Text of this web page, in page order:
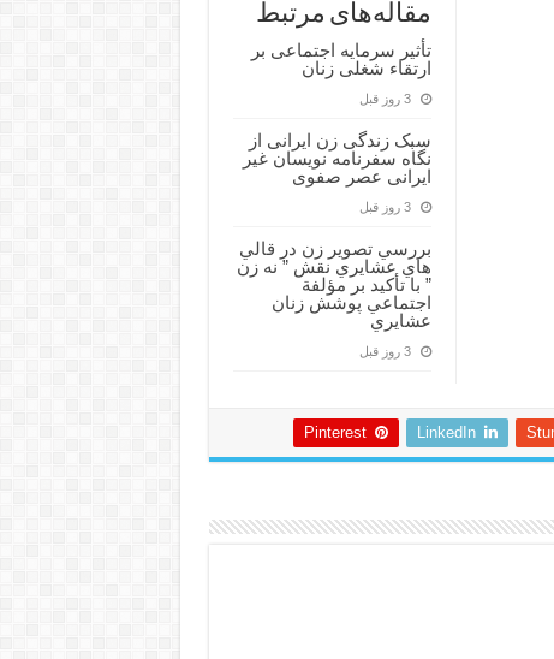
مقاله‌های مرتبط
تأثیر سرمایه اجتماعی بر
ارتقاء شغلی زنان
3 روز قبل
سبک زندگی زن ایرانی از
نگاه سفرنامه نویسان غیر
ایرانی عصر صفوی
3 روز قبل
بررسي تصوير زن در قالي
هاي عشايري نقش ” نه زن
” با تأكيد بر مؤلفة
اجتماعي پوشش زنان
عشايري
3 روز قبل
LinkedIn
Pinterest